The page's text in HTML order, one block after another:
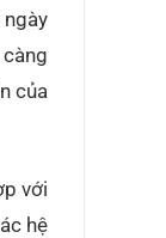
của
với
hệ